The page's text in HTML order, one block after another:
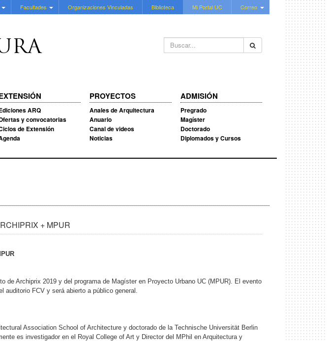
Facultades Organizaciones Vinculadas Biblioteca Mi Portal UC Correo
Buscar...
ARQ
y convocatorias
de Extensión
PROYECTOS
Anales de Arquitectura
Anuario
Canal de videos
Noticias
ADMISIÓN
Pregrado
Magíster
Doctorado
Diplomados y Cursos
+ MPUR
de Archiprix 2019 y del programa de Magíster en Proyecto Urbano UC (MPUR). El evento
auditorio FCV y será abierto a público general.
Association School of Architecture y doctorado de la Technische Universität Berlin
es investigador en el Royal College of Art y Director del MPhil en Arquitectura y